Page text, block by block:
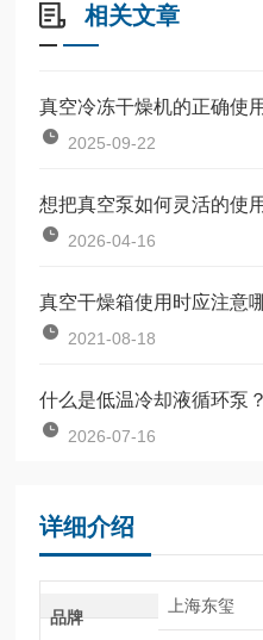
相关文章
真空冷冻干燥机的正确使
2025-09-22
想把真空泵如何灵活的使
2026-04-16
真空干燥箱使用时应注意
2021-08-18
什么是低温冷却液循环泵
2026-07-16
详细介绍
品牌
上海东玺